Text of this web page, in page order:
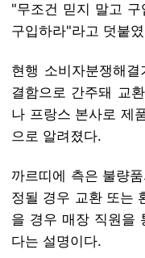
"무조건 믿지 말고
구입하라"라고 덧붙
현행 소비자분쟁해
결함으로 간주돼 교
나 프랑스 본사로 제
으로 알려졌다.
까르띠에 측은 불량
정될 경우 교환 또는
을 경우 매장 직원을
다는 설명이다.